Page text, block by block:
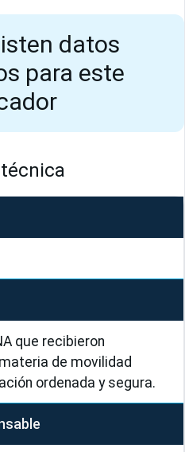
datos
para este
que recibieron
de movilidad
ordenada y segura.